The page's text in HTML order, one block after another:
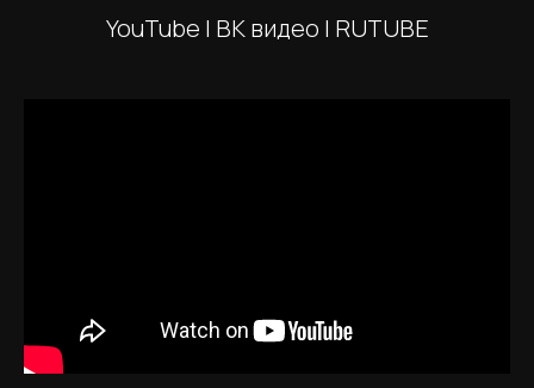
YouTube | ВК видео | RUTUBE